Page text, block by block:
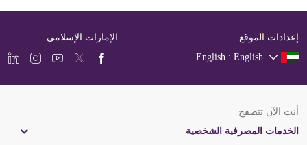
إعدادات الموقع
English : English
الإمارات الإسلامي
أنت الآن تتصفح
الخدمات المصرفية الشخصية